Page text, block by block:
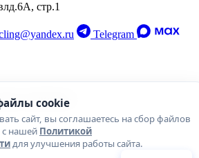
стр.1
Telegram
защищены.
cookie
сайт, вы соглашаетесь на сбор файлов
с нашей Политикой
для улучшения работы сайта.